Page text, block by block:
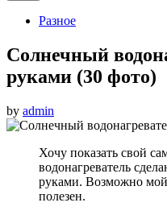
PostedРазное
Солнечный
руками (30 фото)
by admin
Хочу показать свой
водонагреватель
руками. Возможно
полезен.